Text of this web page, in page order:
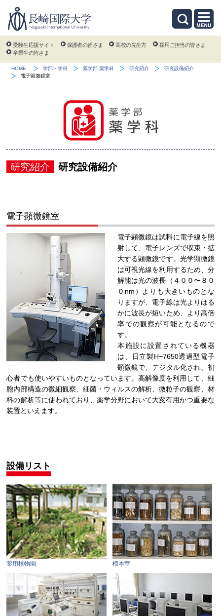
受験生応援サイト 保護者の皆さま 高校の先生方
採用ご担当の皆さま
卒業生の皆さま
HOME 学部・学科 薬学部 薬学科 研究紹介
研究設備紹介
電子顕微鏡室
研究紹介 研究設備紹介
電子顕微鏡室
電子顕微鏡は試料に電子線を照
射して、電子レンズで収束・拡
大する顕微鏡です。光学顕微鏡
は可視光線を利用するため、分
解能は光の波長（４００〜８０
０nm）よりも大きいものとな
りますが、電子線は光よりはる
かに波長が短いため、より高倍
率での観察が可能となるので
す。
本施設に設置されている機器
は、日立製H−7650透過型電子
顕微鏡で、デジタル化され、初
心者でも使いやすいものとなっています。高解像度を利用して、細
胞内部構造の微細観察、細菌・ウィルスの解析、微粒子の観察、材
料の解析等に使われており、薬学分野において大変有用かつ重要な
装置といえます。
設備リスト
薬用植物園 標本室